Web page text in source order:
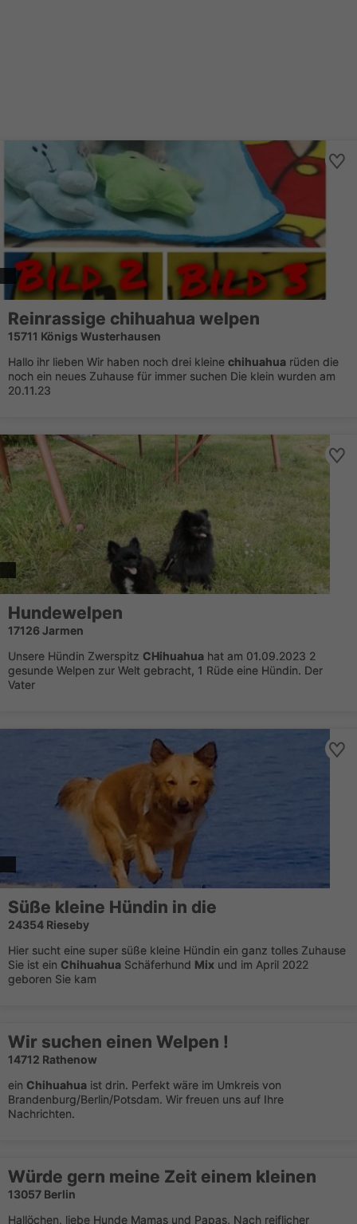
Reinrassige chihuahua welpen
15711 Königs Wusterhausen
Hallo ihr lieben Wir haben noch drei kleine chihuahua rüden die
noch ein neues Zuhause für immer suchen Die klein wurden am
20.11.23
Hundewelpen
17126 Jarmen
Unsere Hündin Zwerspitz CHihuahua hat am 01.09.2023 2
gesunde Welpen zur Welt gebracht, 1 Rüde eine Hündin. Der
Vater
Süße kleine Hündin in die
24354 Rieseby
Hier sucht eine super süße kleine Hündin ein ganz tolles Zuhause
Sie ist ein Chihuahua Schäferhund Mix und im April 2022
geboren Sie kam
Wir suchen einen Welpen !
14712 Rathenow
ein Chihuahua ist drin. Perfekt wäre im Umkreis von
Brandenburg/Berlin/Potsdam. Wir freuen uns auf Ihre
Nachrichten.
Würde gern meine Zeit einem kleinen
13057 Berlin
Hallöchen, liebe Hunde Mamas und Papas, Nach reiflicher